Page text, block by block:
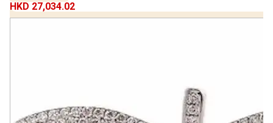
HKD 27,034.02